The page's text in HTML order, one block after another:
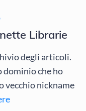
Librarie
degli articoli.
che ho
vecchio nickname